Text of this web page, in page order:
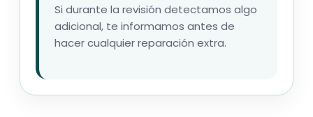
Si durante la revisión detectamos algo
adicional, te informamos antes de
hacer cualquier reparación extra.